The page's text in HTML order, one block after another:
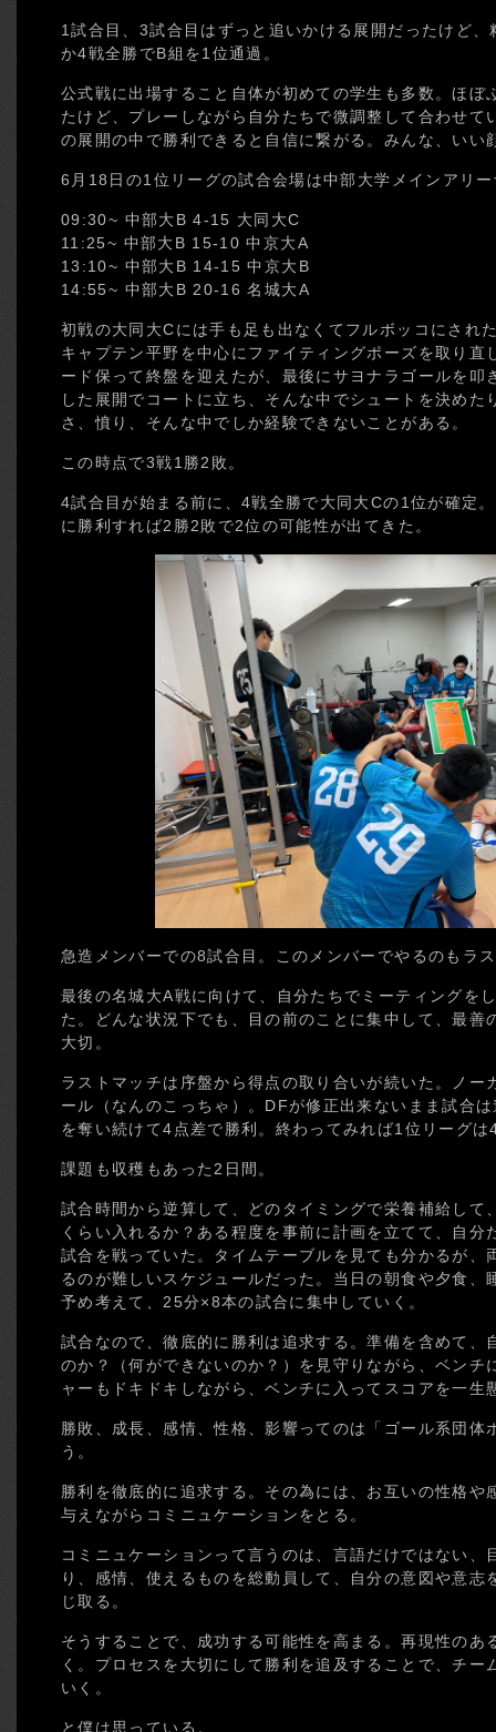
1試合目、3試合目はずっと追いかける展開だったけど
か4戦全勝でB組を1位通過。
公式戦に出場すること自体が初めての学生も多数。ほぼ
たけど、プレーしながら自分たちで微調整して合わせて
の展開の中で勝利できると自信に繋がる。みんな、いい
6月18日の1位リーグの試合会場は中部大学メインアリ
09:30~ 中部大B 4-15 大同大C
11:25~ 中部大B 15-10 中京大A
13:10~ 中部大B 14-15 中京大B
14:55~ 中部大B 20-16 名城大A
初戦の大同大Cには手も足も出なくてフルボッコにされ
キャプテン平野を中心にファイティングポーズを取り直
ード保って終盤を迎えたが、最後にサヨナラゴールを叩
した展開でコートに立ち、そんな中でシュートを決めた
さ、憤り、そんな中でしか経験できないことがある。
この時点で3戦1勝2敗。
4試合目が始まる前に、4戦全勝で大同大Cの1位が確定
に勝利すれば2勝2敗で2位の可能性が出てきた。
急造メンバーでの8試合目。このメンバーでやるのもラ
最後の名城大A戦に向けて、自分たちでミーティングを
た。どんな状況下でも、目の前のことに集中して、最善
大切。
ラストマッチは序盤から得点の取り合いが続いた。ノー
ール（なんのこっちゃ）。DFが修正出来ないまま試合
を奪い続けて4点差で勝利。終わってみれば1位リーグ
課題も収穫もあった2日間。
試合時間から逆算して、どのタイミングで栄養補給し
くらい入れるか？ある程度を事前に計画を立てて、自
試合を戦っていた。タイムテーブルを見ても分かるが、
るのが難しいスケジュールだった。当日の朝食や夕食、
予め考えて、25分×8本の試合に集中していく。
試合なので、徹底的に勝利は追求する。準備を含めて、
のか？（何ができないのか？）を見守りながら、ベンチ
ャーもドキドキしながら、ベンチに入ってスコアを一生
勝敗、成長、感情、性格、影響ってのは「ゴール系団体
う。
勝利を徹底的に追求する。その為には、お互いの性格や
与えながらコミニュケーションをとる。
コミニュケーションって言うのは、言語だけではない、
り、感情、使えるものを総動員して、自分の意図や意志
じ取る。
そうすることで、成功する可能性を高まる。再現性のあ
く。プロセスを大切にして勝利を追及することで、チー
いく。
と僕は思っている。